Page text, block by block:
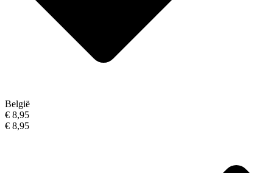
België
€ 8,95
€ 8,95